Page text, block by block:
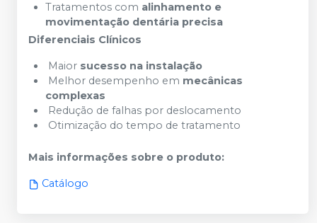
Tratamentos com alinhamento e
movimentação dentária precisa
Diferenciais Clínicos
Maior sucesso na instalação
Melhor desempenho em mecânicas
complexas
Redução de falhas por deslocamento
Otimização do tempo de tratamento
Mais informações sobre o produto:
Catálogo